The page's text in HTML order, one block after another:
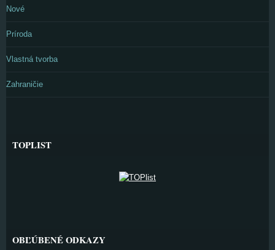
Nové
Príroda
Vlastná tvorba
Zahraničie
TOPLIST
OBĽÚBENÉ ODKAZY